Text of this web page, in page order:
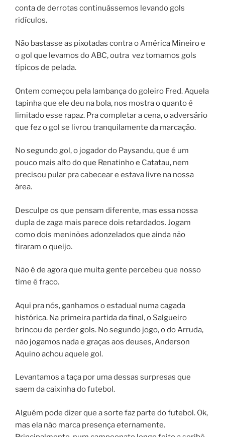
conta de derrotas continuássemos levando gols
ridículos.
Não bastasse as pixotadas contra o América Mineiro e
o gol que levamos do ABC, outra vez tomamos gols
típicos de pelada.
Ontem começou pela lambança do goleiro Fred. Aquela
tapinha que ele deu na bola, nos mostra o quanto é
limitado esse rapaz. Pra completar a cena, o adversário
que fez o gol se livrou tranquilamente da marcação.
No segundo gol, o jogador do Paysandu, que é um
pouco mais alto do que Renatinho e Catatau, nem
precisou pular pra cabecear e estava livre na nossa
área.
Desculpe os que pensam diferente, mas essa nossa
dupla de zaga mais parece dois retardados. Jogam
como dois meninões adonzelados que ainda não
tiraram o queijo.
Não é de agora que muita gente percebeu que nosso
time é fraco.
Aqui pra nós, ganhamos o estadual numa cagada
histórica. Na primeira partida da final, o Salgueiro
brincou de perder gols. No segundo jogo, o do Arruda,
não jogamos nada e graças aos deuses, Anderson
Aquino achou aquele gol.
Levantamos a taça por uma dessas surpresas que
saem da caixinha do futebol.
Alguém pode dizer que a sorte faz parte do futebol. Ok,
mas ela não marca presença eternamente.